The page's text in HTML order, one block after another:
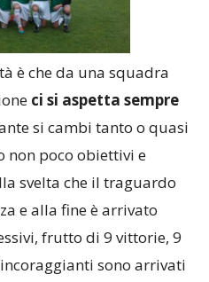
è che da una squadra
ci si aspetta sempre
si cambi tanto o quasi
non poco obiettivi e
svelta che il traguardo
e alla fine è arrivato
frutto di 9 vittorie, 9